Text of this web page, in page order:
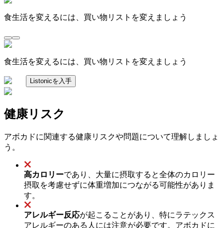
食生活を変えるには、買い物リストを変えましょう
食生活を変えるには、買い物リストを変えましょう
Listonicを入手
健康リスク
アボカドに関連する健康リスクや問題について理解しましょ
う。
高カロリーであり、大量に摂取すると全体のカロリー
摂取を考慮せずに体重増加につながる可能性がありま
す。
アレルギー反応が起こることがあり、特にラテックス
アレルギーのある人には注意が必要です。アボカドに